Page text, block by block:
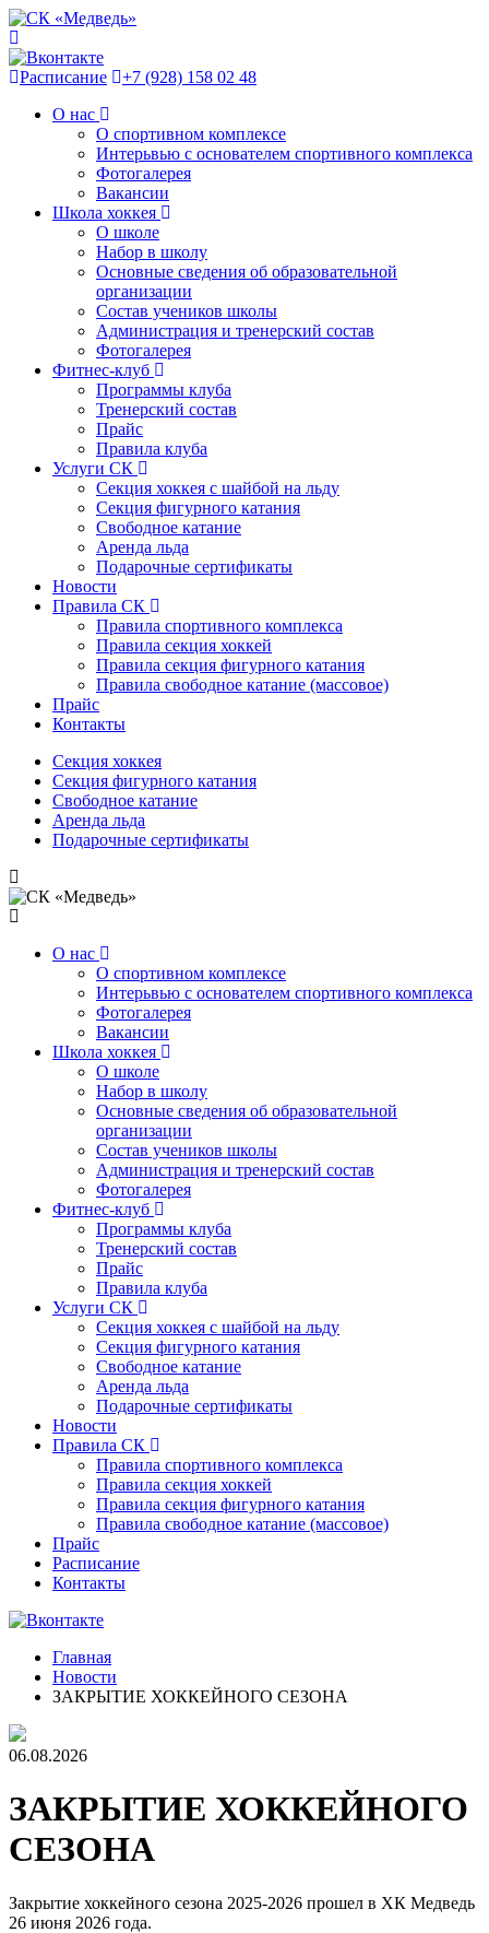
Расписание
+7 (928) 158 02 48
О нас
О спортивном комплексе
Интерьвью с основателем спортивного комплекса
Фотогалерея
Вакансии
Школа хоккея
О школе
Набор в школу
Основные сведения об образовательной
организации
Состав учеников школы
Администрация и тренерский состав
Фотогалерея
Фитнес-клуб
Программы клуба
Тренерский состав
Прайс
Правила клуба
Услуги СК
Секция хоккея с шайбой на льду
Секция фигурного катания
Свободное катание
Аренда льда
Подарочные сертификаты
Новости
Правила СК
Правила спортивного комплекса
Правила секция хоккей
Правила секция фигурного катания
Правила свободное катание (массовое)
Прайс
Контакты
Секция хоккея
Секция фигурного катания
Свободное катание
Аренда льда
Подарочные сертификаты
О нас
О спортивном комплексе
Интерьвью с основателем спортивного комплекса
Фотогалерея
Вакансии
Школа хоккея
О школе
Набор в школу
Основные сведения об образовательной
организации
Состав учеников школы
Администрация и тренерский состав
Фотогалерея
Фитнес-клуб
Программы клуба
Тренерский состав
Прайс
Правила клуба
Услуги СК
Секция хоккея с шайбой на льду
Секция фигурного катания
Свободное катание
Аренда льда
Подарочные сертификаты
Новости
Правила СК
Правила спортивного комплекса
Правила секция хоккей
Правила секция фигурного катания
Правила свободное катание (массовое)
Прайс
Расписание
Контакты
Главная
Новости
ЗАКРЫТИЕ ХОККЕЙНОГО СЕЗОНА
06.08.2026
ЗАКРЫТИЕ ХОККЕЙНОГО
СЕЗОНА
Закрытие хоккейного сезона 2025-2026 прошел в ХК Медведь
26 июня 2026 года.